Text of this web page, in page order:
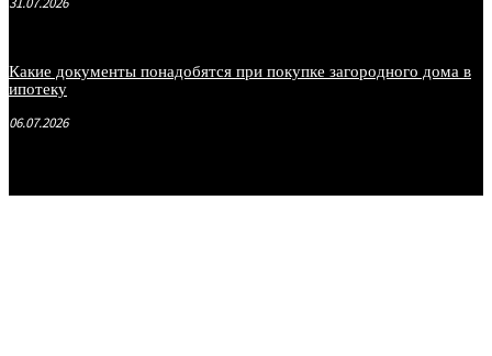
Какие документы понадобятся при покупке загородного дома в
ипотеку
06.07.2026